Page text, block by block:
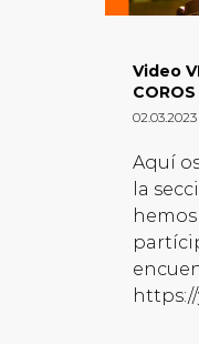
Video
02.03.2023
Aquí
la